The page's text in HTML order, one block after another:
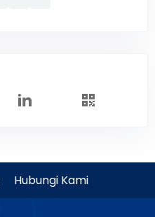
Hubungi Kami